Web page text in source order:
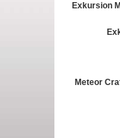
Exkursion
Meteor